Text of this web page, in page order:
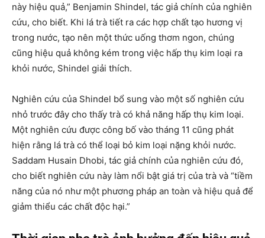
này hiệu quả,” Benjamin Shindel, tác giả chính của nghiên
cứu, cho biết. Khi lá trà tiết ra các hợp chất tạo hương vị
trong nước, tạo nên một thức uống thơm ngon, chúng
cũng hiệu quả không kém trong việc hấp thụ kim loại ra
khỏi nước, Shindel giải thích.
Nghiên cứu của Shindel bổ sung vào một số nghiên cứu
nhỏ trước đây cho thấy trà có khả năng hấp thụ kim loại.
Một nghiên cứu được công bố vào tháng 11 cũng phát
hiện rằng lá trà có thể loại bỏ kim loại nặng khỏi nước.
Saddam Husain Dhobi, tác giả chính của nghiên cứu đó,
cho biết nghiên cứu này làm nổi bật giá trị của trà và “tiềm
năng của nó như một phương pháp an toàn và hiệu quả để
giảm thiểu các chất độc hại.”